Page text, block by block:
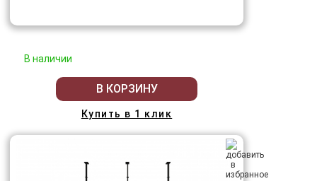
В наличии
В КОРЗИНУ
Купить в 1 клик